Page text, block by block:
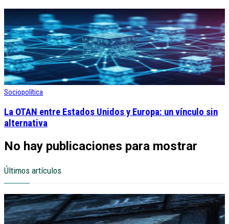
Sociopolítica
La OTAN entre Estados Unidos y Europa: un vínculo sin
alternativa
No hay publicaciones para mostrar
Últimos artículos